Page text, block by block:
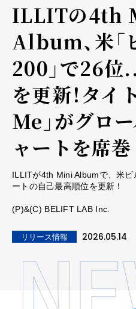
ILLITの4th
Album、米「
200」で26
を更新！タイ
Me」がグロ
ャートを席巻
ILLITが4th Mini Albumで、米ビ
ートの自己最高順位を更新！
(P)&(C) BELIFT LAB Inc.
リリース情報 2026.05.14